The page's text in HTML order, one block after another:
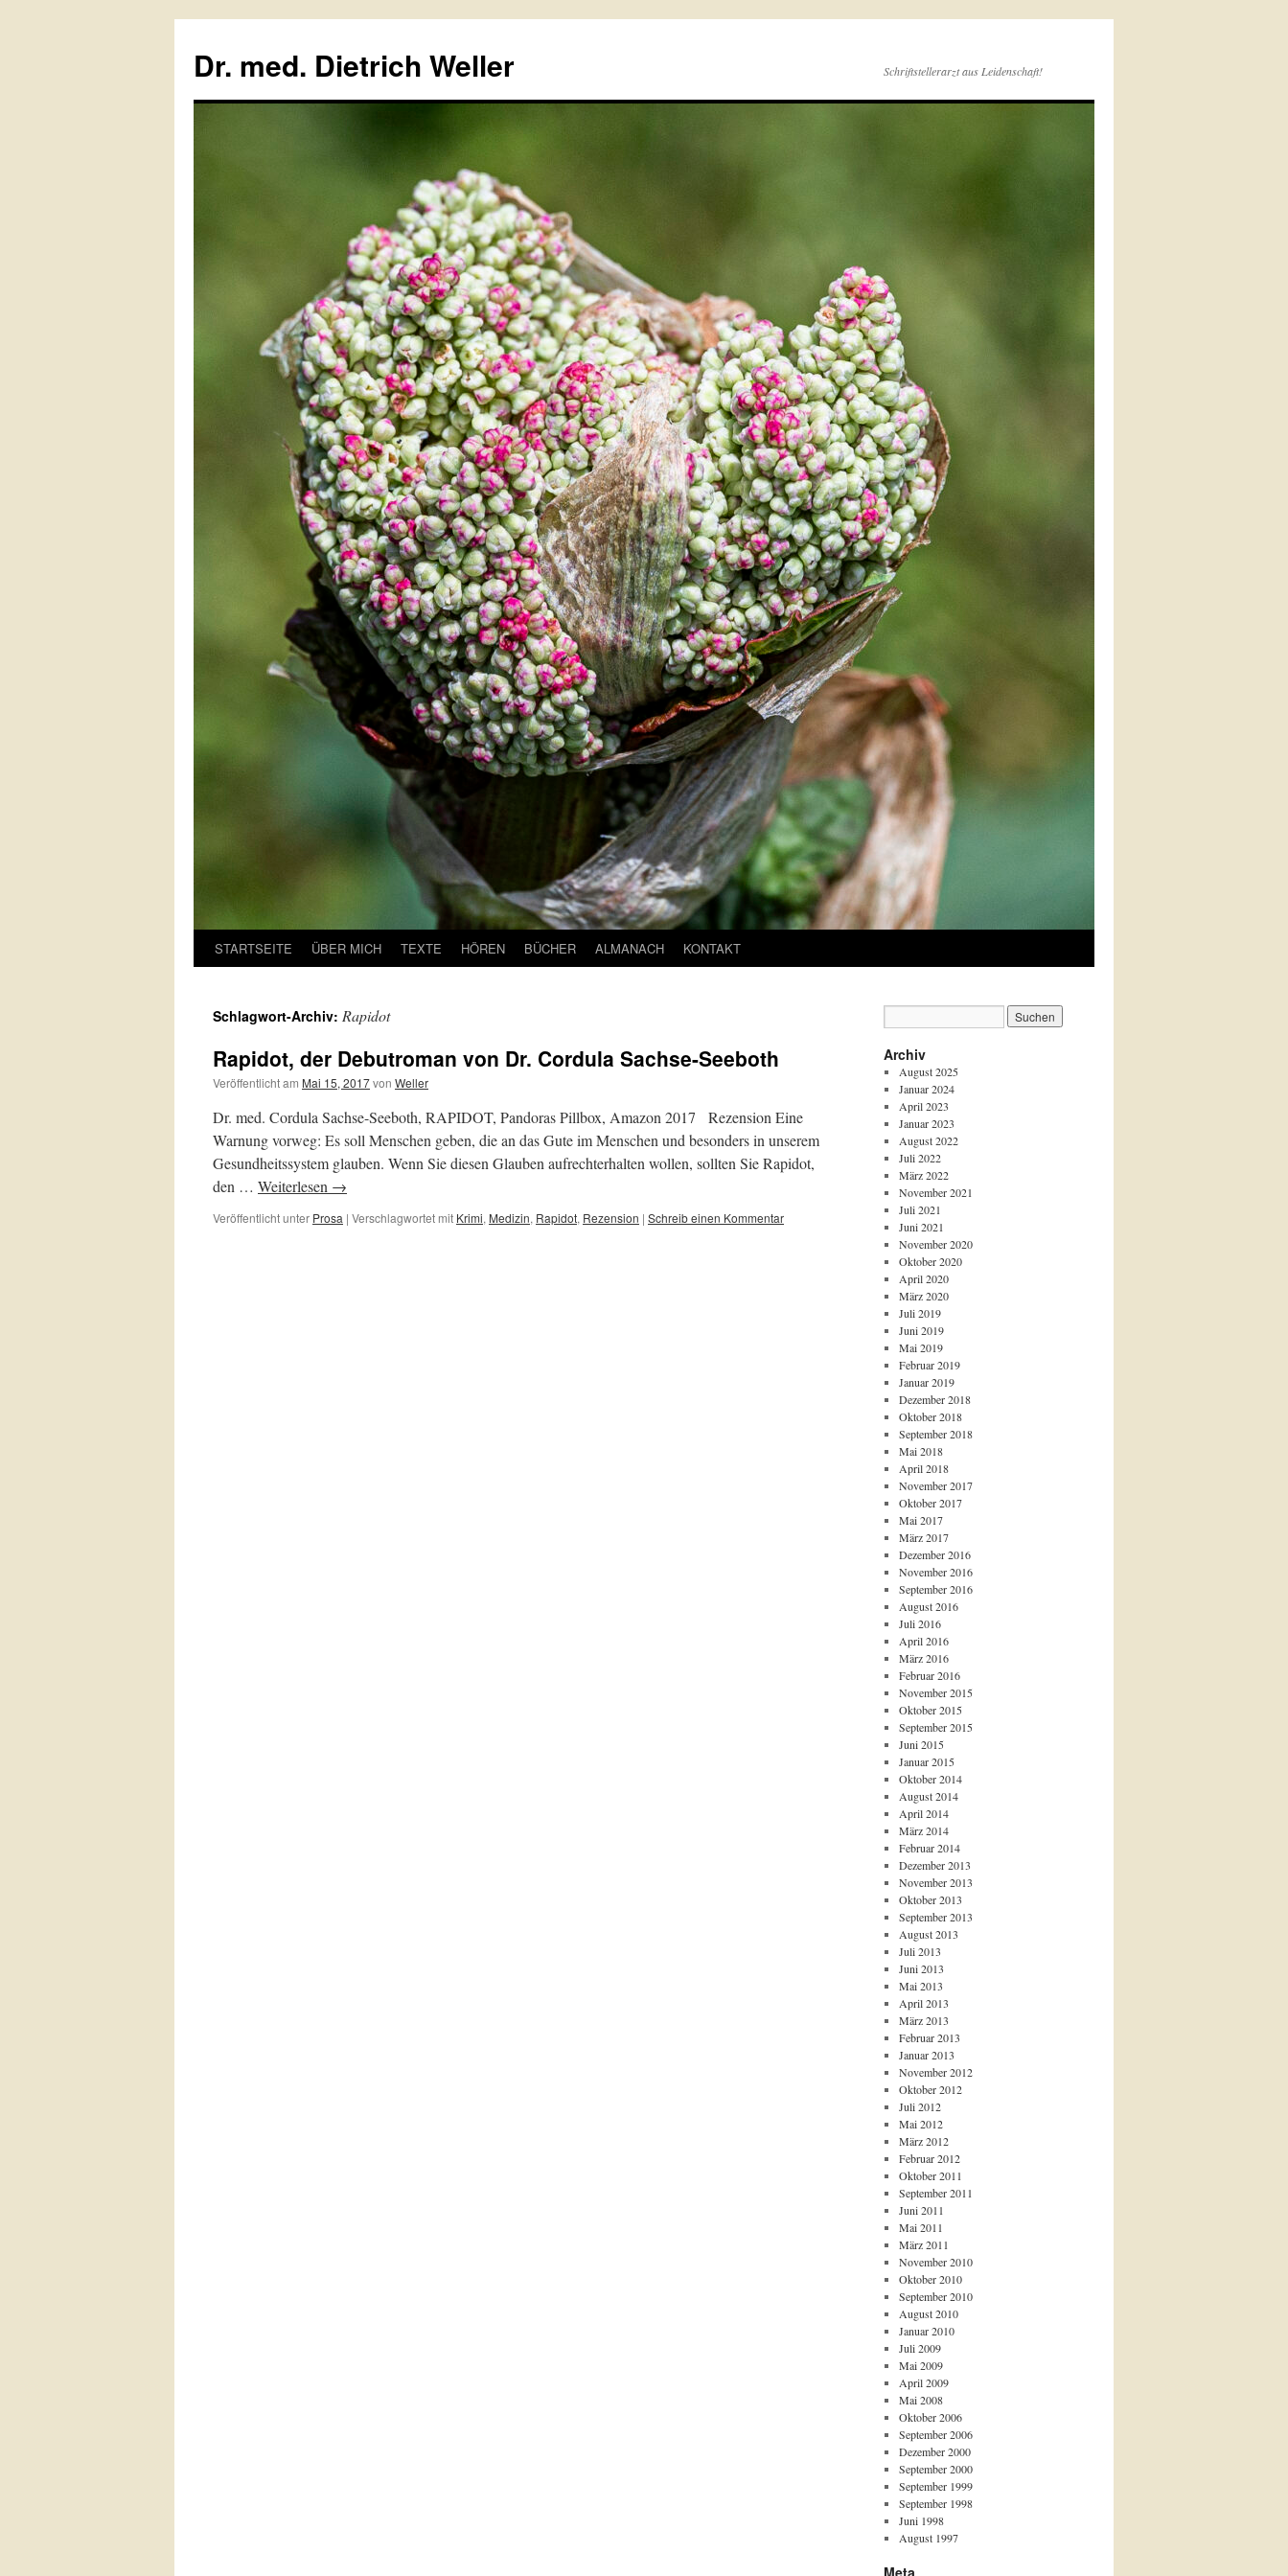
springen
Dr. med. Dietrich Weller Schriftstellerarzt aus Leidenschaft!
STARTSEITE ÜBER MICH TEXTE HÖREN BÜCHER ALMANACH KONTAKT
Schlagwort-Archiv: Rapidot
Rapidot, der Debutroman von Dr. Cordula Sachse-Seeboth
Veröffentlicht am Mai 15, 2017von Weller
Dr. med. Cordula Sachse-Seeboth, RAPIDOT, Pandoras Pillbox, Amazon 2017 Rezension Eine
Warnung vorweg: Es soll Menschen geben, die an das Gute im Menschen und besonders in unserem
Gesundheitssystem glauben. Wenn Sie diesen Glauben aufrechterhalten wollen, sollten Sie Rapidot,
den … Weiterlesen →
Veröffentlicht unter Prosa | Verschlagwortet mit Krimi, Medizin, Rapidot, Rezension | Schreib einen Kommentar
Archiv
August 2025
Januar 2024
April 2023
Januar 2023
August 2022
Juli 2022
März 2022
November 2021
Juli 2021
Juni 2021
November 2020
Oktober 2020
April 2020
März 2020
Juli 2019
Juni 2019
Mai 2019
Februar 2019
Januar 2019
Dezember 2018
Oktober 2018
September 2018
Mai 2018
April 2018
November 2017
Oktober 2017
Mai 2017
März 2017
Dezember 2016
November 2016
September 2016
August 2016
Juli 2016
April 2016
März 2016
Februar 2016
November 2015
Oktober 2015
September 2015
Juni 2015
Januar 2015
Oktober 2014
August 2014
April 2014
März 2014
Februar 2014
Dezember 2013
November 2013
Oktober 2013
September 2013
August 2013
Juli 2013
Juni 2013
Mai 2013
April 2013
März 2013
Februar 2013
Januar 2013
November 2012
Oktober 2012
Juli 2012
Mai 2012
März 2012
Februar 2012
Oktober 2011
September 2011
Juni 2011
Mai 2011
März 2011
November 2010
Oktober 2010
September 2010
August 2010
Januar 2010
Juli 2009
Mai 2009
April 2009
Mai 2008
Oktober 2006
September 2006
Dezember 2000
September 2000
September 1999
September 1998
Juni 1998
August 1997
Meta